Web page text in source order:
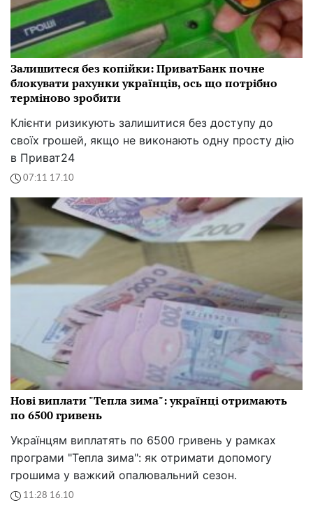
Залишитеся без копійки: ПриватБанк почне
блокувати рахунки українців, ось що потрібно
терміново зробити
Клієнти ризикують залишитися без доступу до
своїх грошей, якщо не виконають одну просту дію
в Приват24
07:11 17.10
Нові виплати "Тепла зима": українці отримають
по 6500 гривень
Українцям виплатять по 6500 гривень у рамках
програми "Тепла зима": як отримати допомогу
грошима у важкий опалювальний сезон.
11:28 16.10